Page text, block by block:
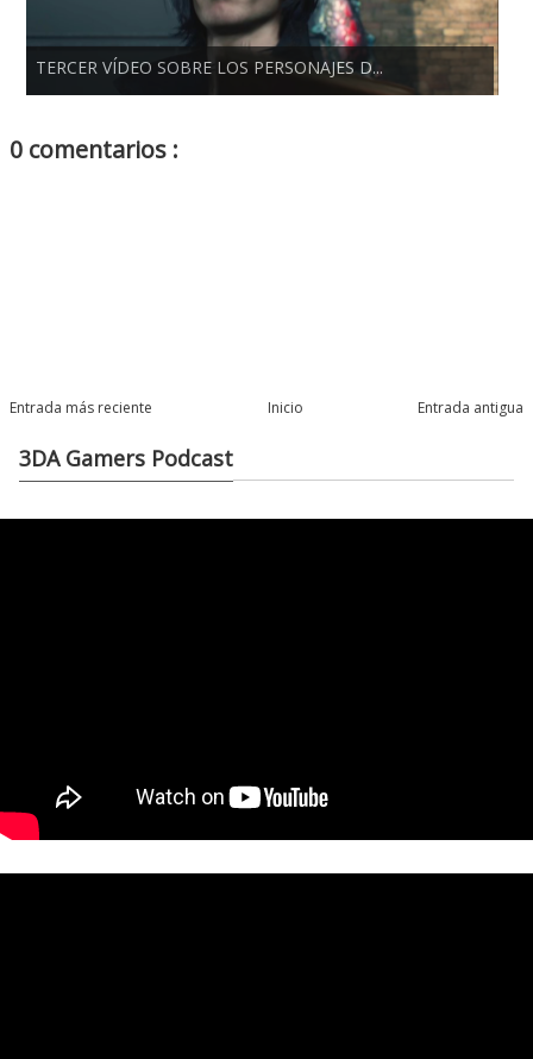
TERCER VÍDEO SOBRE LOS PERSONAJES D...
0 comentarios :
Entrada más reciente Entrada antigua
Inicio
3DA Gamers Podcast